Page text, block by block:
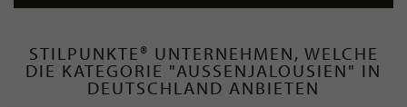
STILPUNKTE® UNTERNEHMEN, WELCHE
DIE KATEGORIE "AUSSENJALOUSIEN" IN D
EUTSCHLAND ANBIETEN